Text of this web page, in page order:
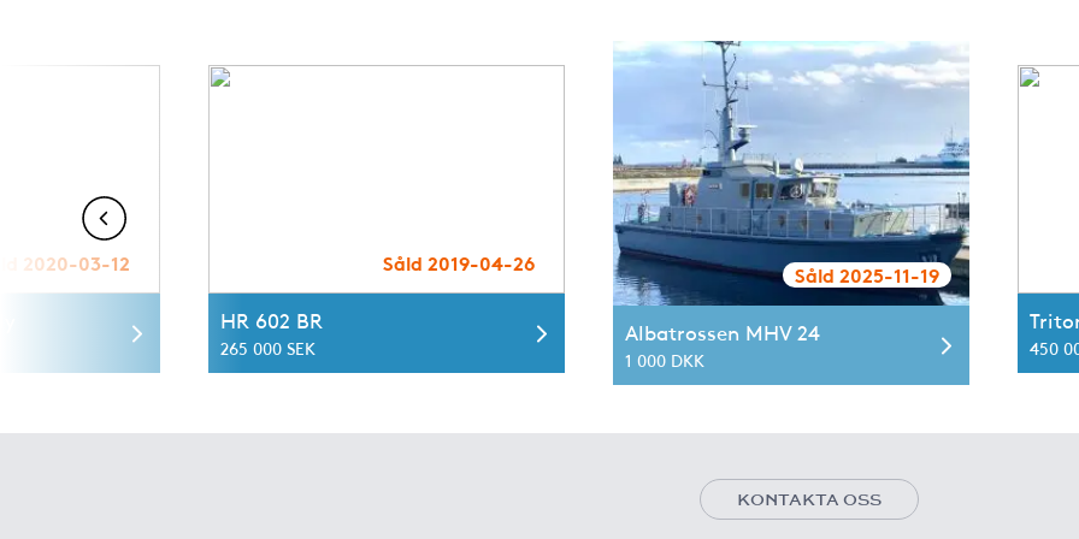
2020-03-12 Såld 2019-04-26
HR 602 BR
265 000 SEK
Såld 2025-11-19
Albatrossen MHV 24
1 000 DKK 450
KONTAKTA OSS